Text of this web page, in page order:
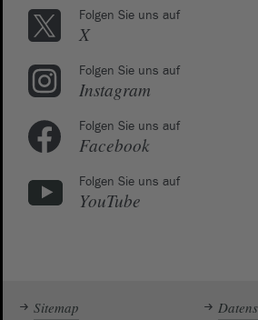
Folgen Sie uns auf
X
Folgen Sie uns auf
Instagram
Folgen Sie uns auf
Facebook
Folgen Sie uns auf
YouTube
Sitemap